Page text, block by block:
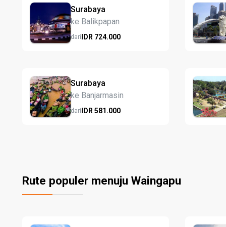
Surabaya
ke Balikpapan
dariIDR 724.000
Surabaya
ke Banjarmasin
dariIDR 581.000
Rute populer menuju Waingapu